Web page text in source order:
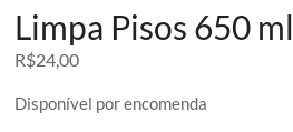
Limpa Pisos 650 ml
R$24,00
Disponível por encomenda